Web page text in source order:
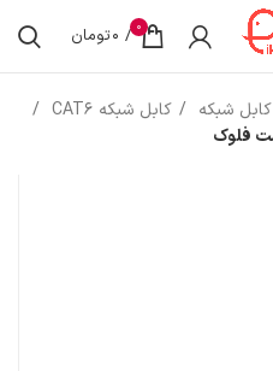
0
/
0تومان
کابل شبکه
کابل شبکه CAT6